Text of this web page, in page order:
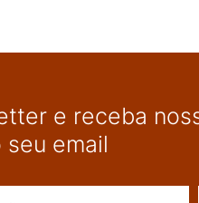
e receba
email